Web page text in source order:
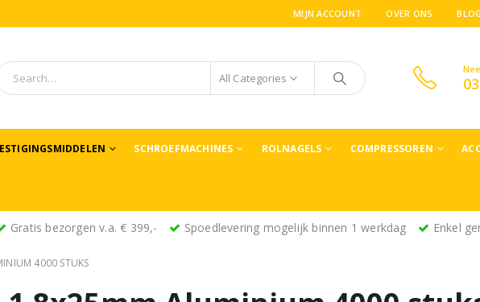
MIJN ACCOUNT OVER ONS BLOG
All Categories
SCHROEFMACHINES ROLNAGELS COMPRESSOREN
Gratis bezorgen v.a. € 399,- Spoedlevering mogelijk binnen 1 werkdag Enkel
4000 STUKS